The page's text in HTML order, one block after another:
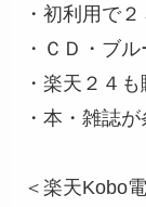
・初利用で
・ＣＤ・ブ
・楽天２４
・本・雑誌
＜楽天Kobo